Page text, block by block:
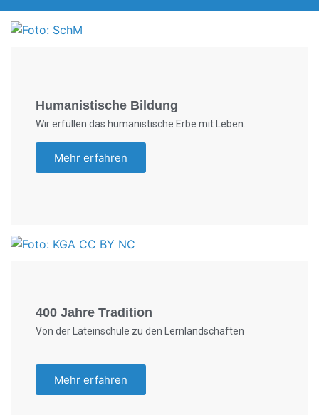
Humanistische Bildung
Wir erfüllen das humanistische Erbe mit Leben.
Mehr erfahren
400 Jahre Tradition
Von der Lateinschule zu den Lernlandschaften
Mehr erfahren